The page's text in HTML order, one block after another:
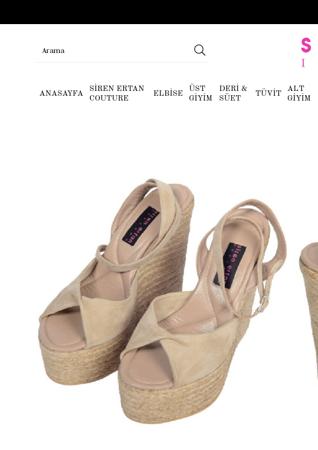
ANASAYFA
SİREN ERTAN
COUTURE
ELBİSE
ÜST
GİYİM
DERİ &
SÜET
TÜVİT
ALT
GİYİM